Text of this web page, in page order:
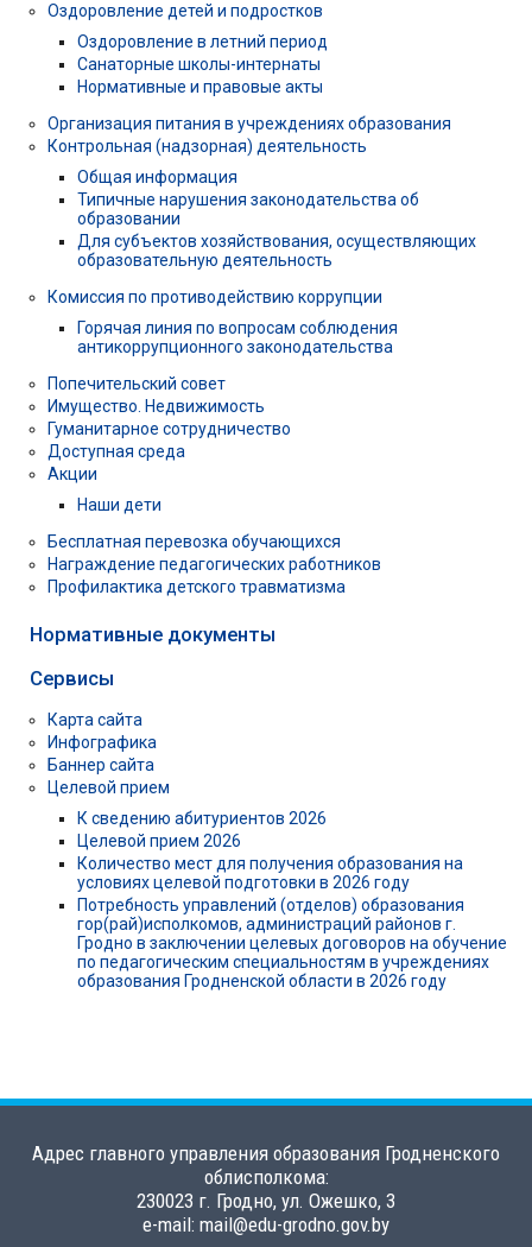
Оздоровление детей и подростков
Оздоровление в летний период
Санаторные школы-интернаты
Нормативные и правовые акты
Организация питания в учреждениях образования
Контрольная (надзорная) деятельность
Общая информация
Типичные нарушения законодательства об
образовании
Для субъектов хозяйствования, осуществляющих
образовательную деятельность
Комиссия по противодействию коррупции
Горячая линия по вопросам соблюдения
антикоррупционного законодательства
Попечительский совет
Имущество. Недвижимость
Гуманитарное сотрудничество
Доступная среда
Акции
Наши дети
Бесплатная перевозка обучающихся
Награждение педагогических работников
Профилактика детского травматизма
Нормативные документы
Сервисы
Карта сайта
Инфографика
Баннер сайта
Целевой прием
К сведению абитуриентов 2026
Целевой прием 2026
Количество мест для получения образования на
условиях целевой подготовки в 2026 году
Потребность управлений (отделов) образования
гор(рай)исполкомов, администраций районов г.
Гродно в заключении целевых договоров на обучение
по педагогическим специальностям в учреждениях
образования Гродненской области в 2026 году
Адрес главного управления образования Гродненского
облисполкома:
230023 г. Гродно, ул. Ожешко, 3
e-mail: mail@edu-grodno.gov.by